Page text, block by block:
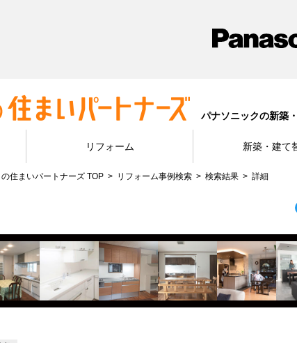
パナソニックの新築
リフォーム 新築・建て
住まいパートナーズ TOP リフォーム事例検索 検索結果 詳細